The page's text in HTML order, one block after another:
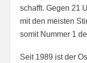
schafft. Gegen 21
mit den meisten
somit Nummer 1
Seit 1989 ist der